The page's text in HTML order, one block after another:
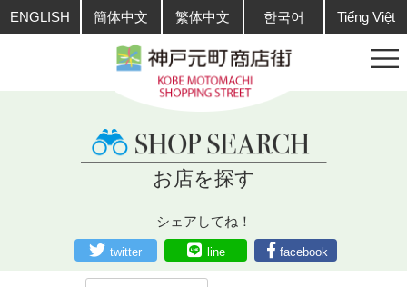
ENGLISH 簡体中文 繁体中文 한국어 Tiếng Việt
お店を探す
シェアしてね！
twitter line facebook